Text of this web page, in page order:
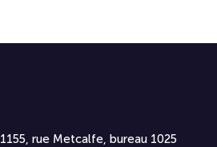
1155, rue Metcalfe, bureau 1025